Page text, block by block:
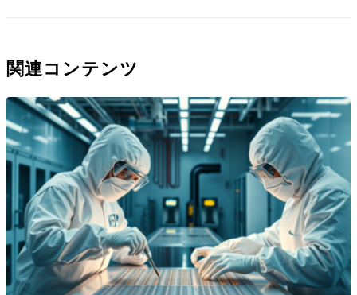
関連コンテンツ